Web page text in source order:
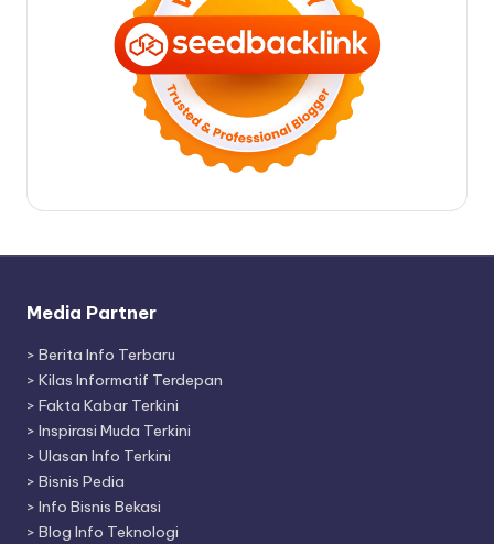
Media Partner
> Berita Info Terbaru
> Kilas Informatif Terdepan
> Fakta Kabar Terkini
> Inspirasi Muda Terkini
> Ulasan Info Terkini
> Bisnis Pedia
> Info Bisnis Bekasi
> Blog Info Teknologi